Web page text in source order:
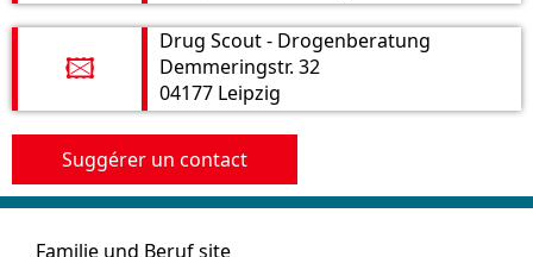
🖾
Drug Scout - Drogenberatung
Demmeringstr. 32
04177 Leipzig
Suggérer un contact
Familie und Beruf site